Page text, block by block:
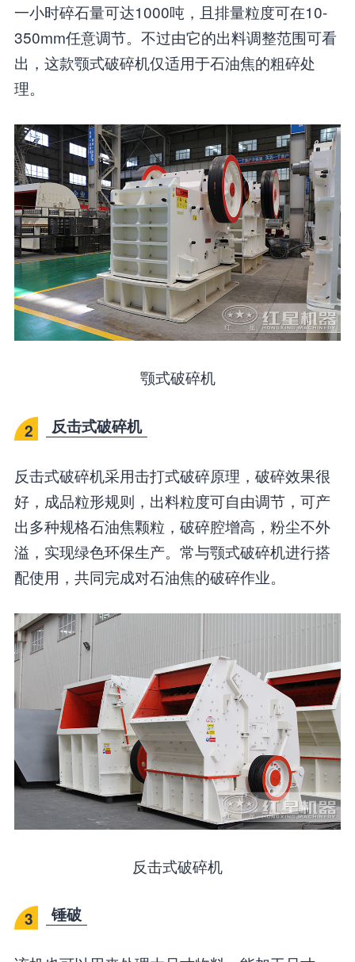
一小时碎石量可达1000吨，且排量粒度可在10-
350mm任意调节。不过由它的出料调整范围可看
出，这款颚式破碎机仅适用于石油焦的粗碎处
理。
颚式破碎机
2 反击式破碎机
反击式破碎机采用击打式破碎原理，破碎效果很
好，成品粒形规则，出料粒度可自由调节，可产
出多种规格石油焦颗粒，破碎腔增高，粉尘不外
溢，实现绿色环保生产。常与颚式破碎机进行搭
配使用，共同完成对石油焦的破碎作业。
反击式破碎机
3 锤破